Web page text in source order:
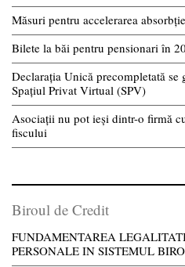
Măsuri pentru accelerarea
Bilete la băi pentru pensionari în
Declarația Unică precompletată se
Spațiul Privat Virtual (SPV)
Asociații nu pot ieși dintr-o firmă
fiscului
Biroul de Credit
FUNDAMENTAREA
PERSONALE IN SISTEMUL